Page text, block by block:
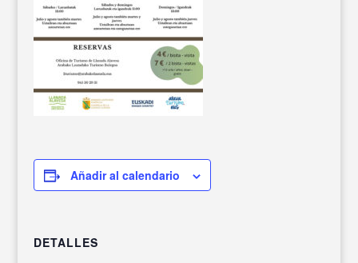
Añadir al calendario
DETALLES